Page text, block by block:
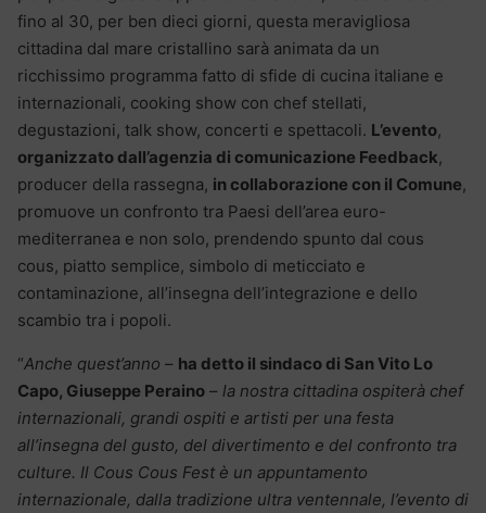
fino al 30, per ben dieci giorni, questa meravigliosa
cittadina dal mare cristallino sarà animata da un
ricchissimo programma fatto di sfide di cucina italiane e
internazionali, cooking show con chef stellati,
degustazioni, talk show, concerti e spettacoli. L’evento,
organizzato dall’agenzia di comunicazione Feedback,
producer della rassegna, in collaborazione con il Comune,
promuove un confronto tra Paesi dell’area euro-
mediterranea e non solo, prendendo spunto dal cous
cous, piatto semplice, simbolo di meticciato e
contaminazione, all’insegna dell’integrazione e dello
scambio tra i popoli.
“Anche quest’anno – ha detto il sindaco di San Vito Lo
Capo, Giuseppe Peraino – la nostra cittadina ospiterà chef
internazionali, grandi ospiti e artisti per una festa
all’insegna del gusto, del divertimento e del confronto tra
culture. Il Cous Cous Fest è un appuntamento
internazionale, dalla tradizione ultra ventennale, l’evento di